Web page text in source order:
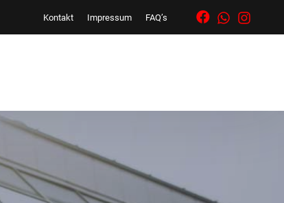
Kontakt Impressum FAQ’s